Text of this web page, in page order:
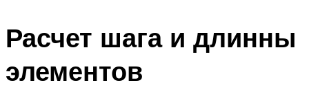
Расчет шага и длинны
элементов